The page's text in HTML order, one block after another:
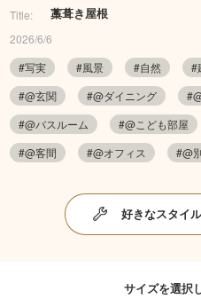
Title: 藁葺き屋根
2026/6/6
#写実
#風景 #自然 #
#@玄関
#@ダイニング
#@バスルーム
#@こども部屋
#@客間
#@オフィス #@
好きなスタイ
サイズを選択